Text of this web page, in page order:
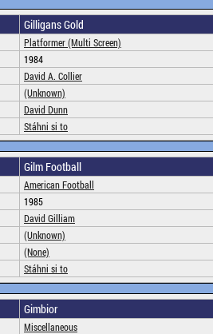
Gilligans Gold
Platformer (Multi Screen)
1984
David A. Collier
(Unknown)
David Dunn
Stáhni si to
Gilm Football
American Football
1985
David Gilliam
(Unknown)
(None)
Stáhni si to
Gimbior
Miscellaneous